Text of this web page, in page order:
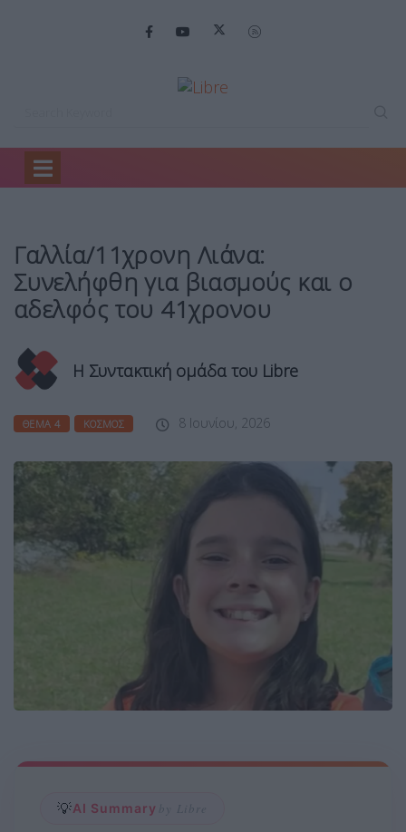
Home
Γαλλία/11χρονη Λιάνα: Συνελήφθη…
Γαλλία/11χρονη Λιάνα:
Συνελήφθη για βιασμούς και ο
αδελφός του 41χρονου
Η Συντακτική ομάδα του Libre
ΘΈΜΑ 4 ΚΌΣΜΟΣ 8 Ιουνίου, 2026
💡AI Summary by Libre